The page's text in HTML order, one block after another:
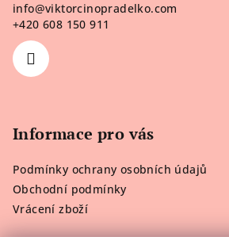
info@viktorcinopradelko.com
+420 608 150 911
Informace pro vás
Podmínky ochrany osobních údajů
Obchodní podmínky
Vrácení zboží